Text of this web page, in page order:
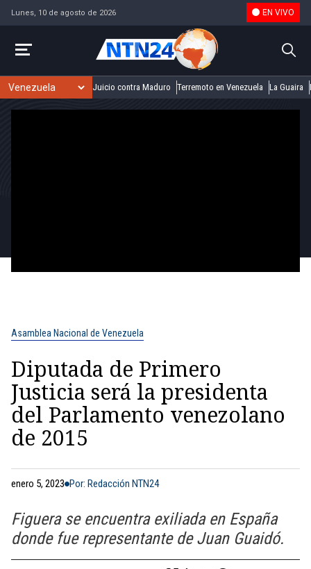
Lunes, 10 de agosto de 2026 EN VIVO
Juicio contra Maduro Terremoto en Venezuela La Guaira
Asamblea Nacional de Venezuela
Diputada de Primero
Justicia será la presidenta
del Parlamento venezolano
de 2015
enero 5, 2023 Por: Redacción NTN24
Figuera se encuentra exiliada en España
donde fue representante de Juan Guaidó.